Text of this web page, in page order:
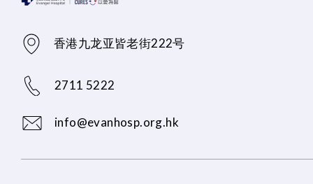
香港九龙亚皆老街222号
2711 5222
info@evanhosp.org.hk